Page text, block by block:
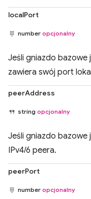
localPort
number opcjonalny
Jeśli gniazdo bazowe
zawiera swój port
peerAddress
string opcjonalny
Jeśli gniazdo bazowe
IPv4/6 peera.
peerPort
number opcjonalny